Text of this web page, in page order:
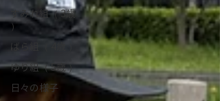
すみれ組（ 3歳
）
ばら組（ 4歳 ）
ゆり組（ 5歳 ）
日々の様子